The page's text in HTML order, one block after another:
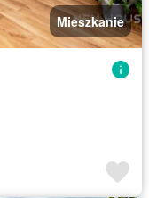
Mieszkanie